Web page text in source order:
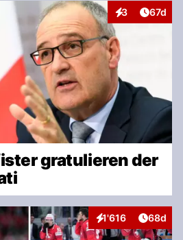
3
Interaktionen
Artikel
67d
gratulieren der
1'616
InteraktionenArtikel
68d